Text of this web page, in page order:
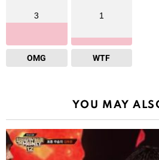
3
OMG
1
WTF
YOU MAY